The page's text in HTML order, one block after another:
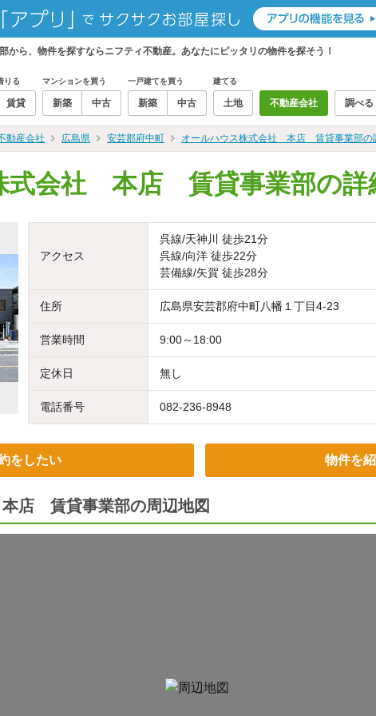
ら、物件を探すならニフティ不動産。あなたにピッタリの物件を探そう！
りる
賃貸
マンションを買う
新築 中古
一戸建てを買う
新築 中古
建てる
土地 不動産会社 調べる
動産会社 広島県 安芸郡府中町 オールハウス株式会社 本店 賃貸事業部の
式会社 本店 賃貸事業部の詳
アクセス
呉線/天神川 徒歩21分
呉線/向洋 徒歩22分
芸備線/矢賀 徒歩28分
住所 広島県安芸郡府中町八幡１丁目4-23
営業時間 9:00～18:00
定休日 無し
電話番号 082-236-8948
をしたい 物件を
店 賃貸事業部の周辺地図